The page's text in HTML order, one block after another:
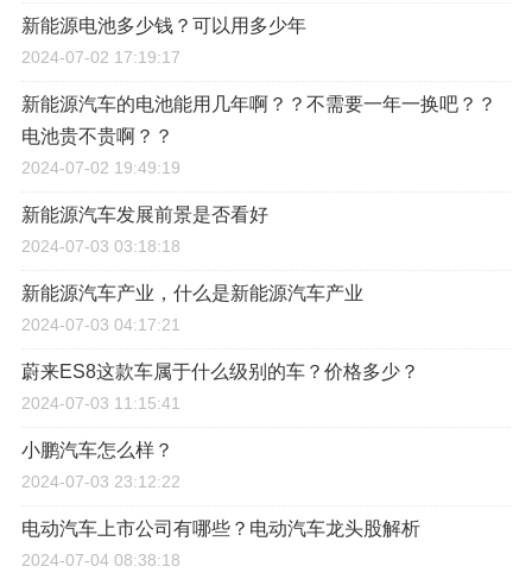
新能源电池多少钱？可以用多少年
2024-07-02 17:19:17
新能源汽车的电池能用几年啊？？不需要一年一换吧？？
电池贵不贵啊？？
2024-07-02 19:49:19
新能源汽车发展前景是否看好
2024-07-03 03:18:18
新能源汽车产业，什么是新能源汽车产业
2024-07-03 04:17:21
蔚来ES8这款车属于什么级别的车？价格多少？
2024-07-03 11:15:41
小鹏汽车怎么样？
2024-07-03 23:12:22
电动汽车上市公司有哪些？电动汽车龙头股解析
2024-07-04 08:38:18